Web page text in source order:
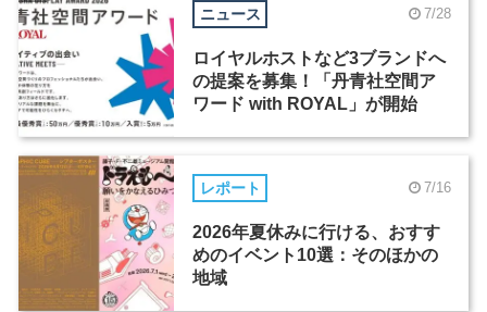
ニュース 7/28
ロイヤルホストなど3ブランドへ
の提案を募集！「丹青社空間ア
ワード with ROYAL」が開始
レポート 7/16
2026年夏休みに行ける、おすす
めのイベント10選：そのほかの
地域